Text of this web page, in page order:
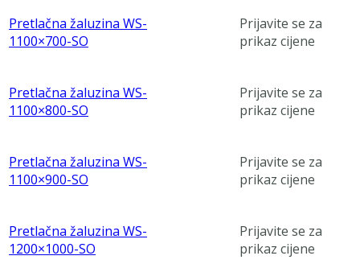
Pretlačna žaluzina WS-
1100×700-SO
Prijavite se za
prikaz cijene
Pretlačna žaluzina WS-
1100×800-SO
Prijavite se za
prikaz cijene
Pretlačna žaluzina WS-
1100×900-SO
Prijavite se za
prikaz cijene
Pretlačna žaluzina WS-
1200×1000-SO
Prijavite se za
prikaz cijene